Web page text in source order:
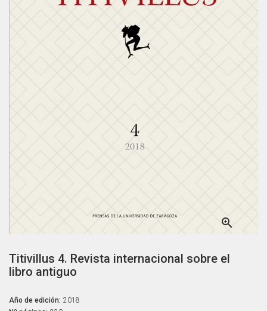

Titivillus 4. Revista internacional sobre el
libro antiguo
Año de edición: 2018